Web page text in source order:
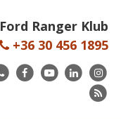
Ford Ranger Klub
+36 30 456 1895